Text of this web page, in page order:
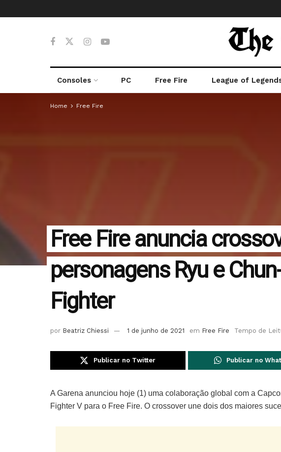
Consoles PC Free Fire League of
Home Free Fire
Free Fire anuncia
personagens Ryu e
Fighter
por Beatriz Chiessi 1 de junho de 2021 em Free Fire Tempo de
Publicar no Twitter Publicar no
A Garena anunciou hoje (1) uma colaboração global com a
Fighter V para o Free Fire. O crossover une dois dos maiores